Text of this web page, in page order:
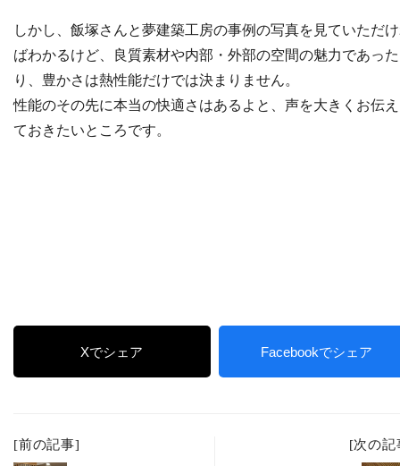
しかし、飯塚さんと夢建築工房の事例の写真を見ていただ
ばわかるけど、良質素材や内部・外部の空間の魅力であった
り、豊かさは熱性能だけでは決まりません。
性能のその先に本当の快適さはあるよと、声を大きくお伝
ておきたいところです。
Xでシェア Facebookでシェア
[前の記事] [次の記